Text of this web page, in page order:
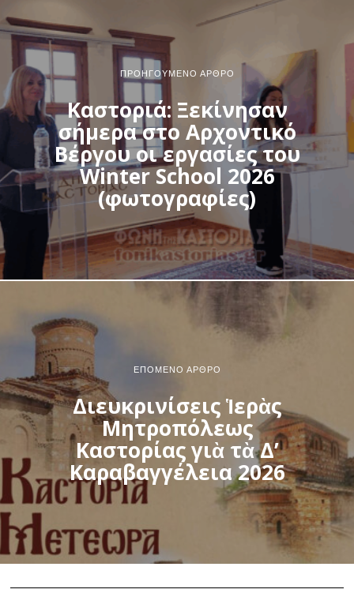
ΠΡΟΗΓΟΎΜΕΝΟ ΆΡΘΡΟ
Καστοριά: Ξεκίνησαν
σήμερα στο Αρχοντικό
Βέργου οι εργασίες του
Winter School 2026
(φωτογραφίες)
ΕΠΌΜΕΝΟ ΆΡΘΡΟ
Διευκρινίσεις Ἱερὰς
Μητροπόλεως
Καστορίας γιὰ τὰ Δ’
Καραβαγγέλεια 2026